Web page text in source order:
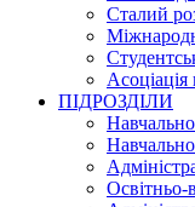
Сталий
ПІДРОЗДІЛИ
Освітньо-